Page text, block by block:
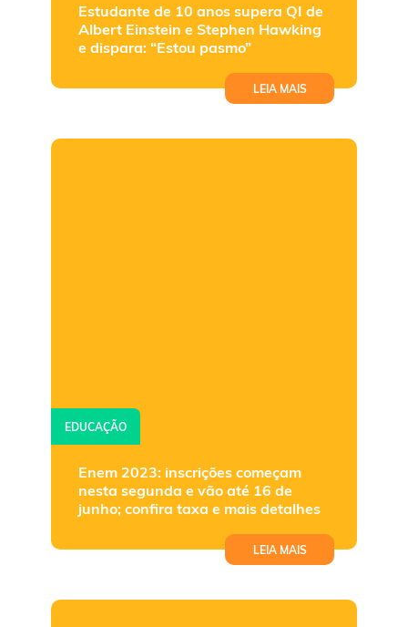
Estudante de 10 anos supera QI de
Albert Einstein e Stephen Hawking
e dispara: “Estou pasmo”
LEIA MAIS
EDUCAÇÃO
Enem 2023: inscrições começam
nesta segunda e vão até 16 de
junho; confira taxa e mais detalhes
LEIA MAIS